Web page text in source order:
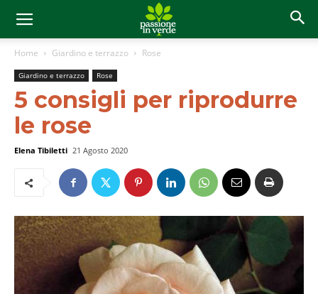
Home Giardino e terrazzo Rose
Giardino e terrazzo Rose
5 consigli per riprodurre
le rose
Elena Tibiletti 21 Agosto 2020